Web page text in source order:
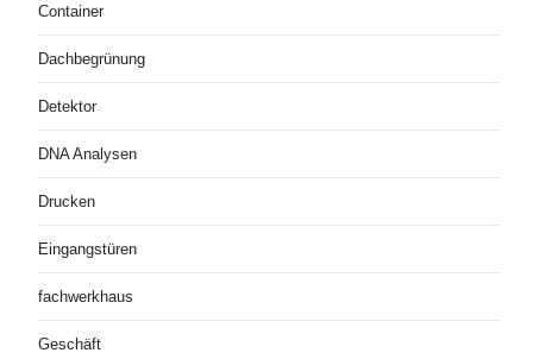
Container
Dachbegrünung
Detektor
DNA Analysen
Drucken
Eingangstüren
fachwerkhaus
Geschäft